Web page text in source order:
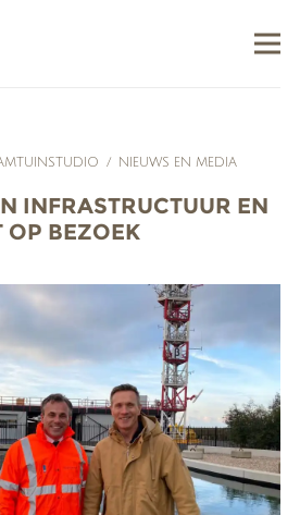
/ NIEUWS EN MEDIA
INFRASTRUCTUUR EN
OP BEZOEK